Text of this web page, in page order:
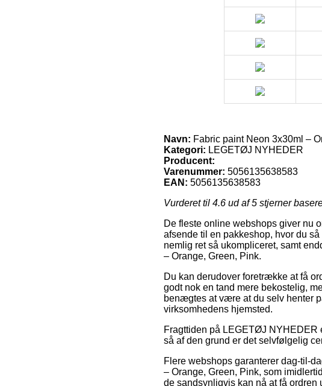
Navn: Fabric paint Neon 3x30ml –
Kategori: LEGETØJ NYHEDER
Producent:
Varenummer: 5056135638583
EAN: 5056135638583
Vurderet til 4.6 ud af 5 stjerner
De fleste online webshops giver nu
afsende til en pakkeshop, hvor du
nemlig ret så ukompliceret, samt
– Orange, Green, Pink.
Du kan derudover foretrække at få
godt nok en tand mere bekostelig,
benægtes at være at du selv henter
virksomhedens hjemsted.
Fragttiden på LEGETØJ NYHEDER
så af den grund er det selvfølgelig
Flere webshops garanterer dag-til-
– Orange, Green, Pink, som
de sandsynligvis kan nå at få